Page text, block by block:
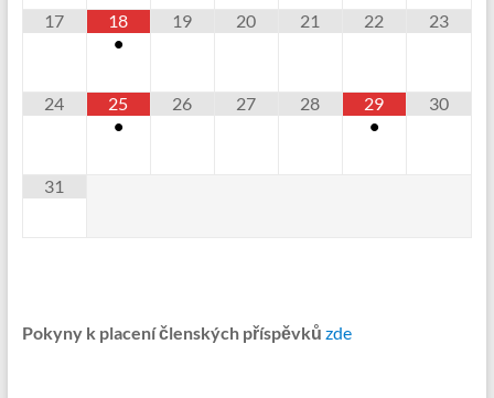
17
18
•
19 20 21 22 23
24
25
•
26 27 28
29
•
30
31
Pokyny k placení členských příspěvků zde